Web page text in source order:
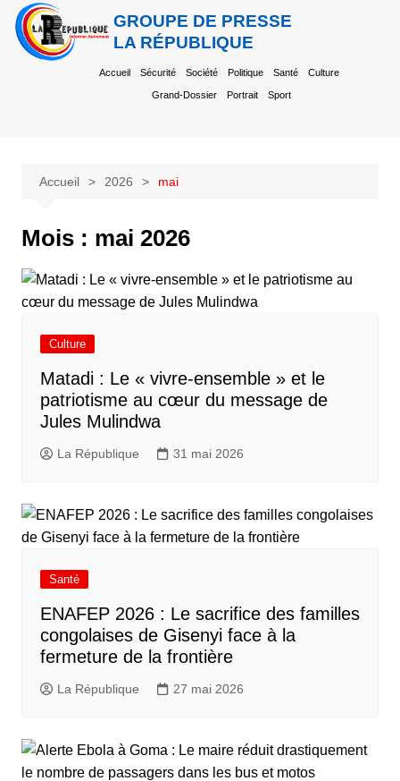
GROUPE DE PRESSE
LA RÉPUBLIQUE
Accueil Sécurité Société Politique Santé Culture
Grand-Dossier Portrait Sport
Accueil 2026 mai
Mois : mai 2026
Culture
Matadi : Le « vivre-ensemble » et le
patriotisme au cœur du message de
Jules Mulindwa
La République 31 mai 2026
Santé
ENAFEP 2026 : Le sacrifice des familles
congolaises de Gisenyi face à la
fermeture de la frontière
La République 27 mai 2026